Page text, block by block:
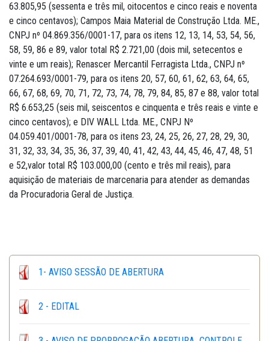
63.805,95 (sessenta e três mil, oitocentos e cinco reais e noventa
e cinco centavos); Campos Maia Material de Construção Ltda. ME.,
CNPJ nº 04.869.356/0001-17, para os itens 12, 13, 14, 53, 54, 56,
58, 59, 86 e 89, valor total R$ 2.721,00 (dois mil, setecentos e
vinte e um reais); Renascer Mercantil Ferragista Ltda., CNPJ nº
07.264.693/0001-79, para os itens 20, 57, 60, 61, 62, 63, 64, 65,
66, 67, 68, 69, 70, 71, 72, 73, 74, 78, 79, 84, 85, 87 e 88, valor total
R$ 6.653,25 (seis mil, seiscentos e cinquenta e três reais e vinte e
cinco centavos); e DIV WALL Ltda. ME., CNPJ Nº
04.059.401/0001-78, para os itens 23, 24, 25, 26, 27, 28, 29, 30,
31, 32, 33, 34, 35, 36, 37, 39, 40, 41, 42, 43, 44, 45, 46, 47, 48, 51
e 52,valor total R$ 103.000,00 (cento e três mil reais), para
aquisição de materiais de marcenaria para atender as demandas
da Procuradoria Geral de Justiça.
1- AVISO SESSÃO DE ABERTURA
2 - EDITAL